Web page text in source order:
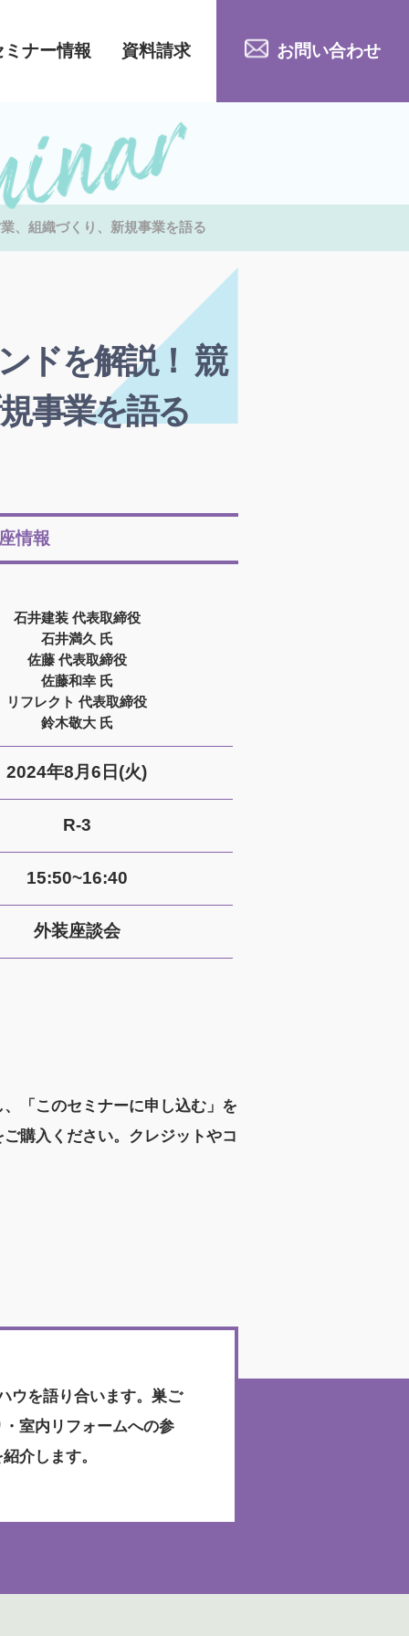
ミナー情報 資料請求 お問い合わせ
、組織づくり、新規事業を語る
ドを解説！ 競
事業を語る
情報
石井建装 代表取締役
石井満久 氏
佐藤 代表取締役
佐藤和幸 氏
リフレクト 代表取締役
鈴木敬大 氏
2024年8月6日(火)
R-3
15:50~16:40
外装座談会
「このセミナーに申し込む」を
購入ください。クレジットやコ
ウを語り合います。巣ご
室内リフォームへの参
介します。